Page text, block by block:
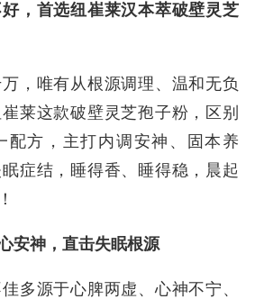
，首选纽崔莱汉本萃破壁灵芝
，唯有从根源调理、温和无负
莱这款破壁灵芝孢子粉，区别
配方，主打内调安神、固本养
症结，睡得香、睡得稳，晨起
安神，直击失眠根源
多源于心脾两虚、心神不宁、